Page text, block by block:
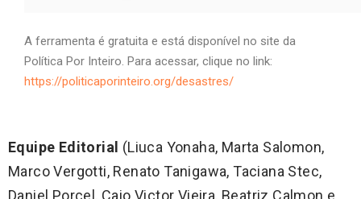
A ferramenta é gratuita e está disponível no site da
Política Por Inteiro. Para acessar, clique no link:
https://politicaporinteiro.org/desastres/
Equipe Editorial (Liuca Yonaha, Marta Salomon,
Marco Vergotti, Renato Tanigawa, Taciana Stec,